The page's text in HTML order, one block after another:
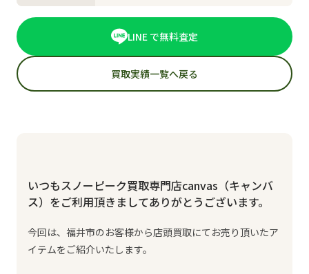
LINE で無料査定
買取実績一覧へ戻る
いつもスノーピーク買取専門店canvas（キャンバ
ス）をご利用頂きましてありがとうございます。
今回は、福井市のお客様から店頭買取にてお売り頂いたア
イテムをご紹介いたします。